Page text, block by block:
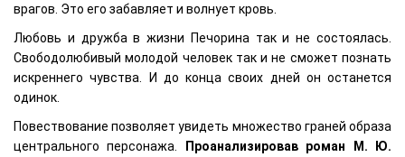
врагов. Это его забавляет и волнует кровь.
Любовь и дружба в жизни Печорина так и не состоялась.
Свободолюбивый молодой человек так и не сможет познать
искреннего чувства. И до конца своих дней он останется
одинок.
Повествование позволяет увидеть множество граней образа
центрального персонажа. Проанализировав роман М. Ю.